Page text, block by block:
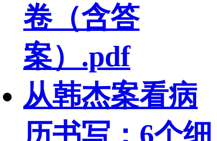
卷（含答
案）.pdf
从韩杰案看病